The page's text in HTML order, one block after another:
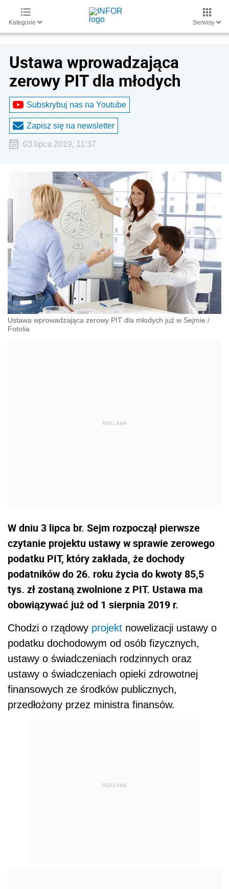
Kategorie Serwisy
Ustawa wprowadzająca
zerowy PIT dla młodych
Subskrybuj nas na Youtube
Zapisz się na newsletter
03 lipca 2019, 11:37
Ustawa wprowadzająca zerowy PIT dla młodych już w Sejmie /
Fotolia
W dniu 3 lipca br. Sejm rozpoczął pierwsze
czytanie projektu ustawy w sprawie zerowego
podatku PIT, który zakłada, że dochody
podatników do 26. roku życia do kwoty 85,5
tys. zł zostaną zwolnione z PIT. Ustawa ma
obowiązywać już od 1 sierpnia 2019 r.
Chodzi o rządowy projekt nowelizacji ustawy o
podatku dochodowym od osób fizycznych,
ustawy o świadczeniach rodzinnych oraz
ustawy o świadczeniach opieki zdrowotnej
finansowych ze środków publicznych,
przedłożony przez ministra finansów.
REKLAMA